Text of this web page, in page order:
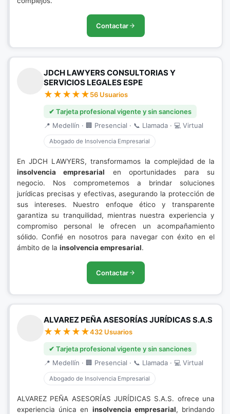
Contactar
JDCH LAWYERS CONSULTORIAS Y
SERVICIOS LEGALES ESPE
56 Usuarios
✔ Tarjeta profesional vigente y sin sanciones
📍 Medellín · 🏢 Presencial · 📞 Llamada · 💻 Virtual
Abogado de Insolvencia Empresarial
En JDCH LAWYERS, transformamos la complejidad de la
insolvencia empresarial en oportunidades para su
negocio. Nos comprometemos a brindar soluciones
jurídicas precisas y efectivas, asegurando la protección de
sus intereses. Nuestro enfoque ético y transparente
garantiza su tranquilidad, mientras nuestra experiencia y
compromiso personal le ofrecen un acompañamiento
sólido. Confié en nosotros para navegar con éxito en el
ámbito de la insolvencia empresarial.
Contactar
ALVAREZ PEÑA ASESORÍAS JURÍDICAS S.A.S
432 Usuarios
✔ Tarjeta profesional vigente y sin sanciones
📍 Medellín · 🏢 Presencial · 📞 Llamada · 💻 Virtual
Abogado de Insolvencia Empresarial
ALVAREZ PEÑA ASESORÍAS JURÍDICAS S.A.S. ofrece una
experiencia única en insolvencia empresarial, brindando